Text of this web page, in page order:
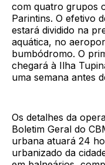
com quatro grupos
Parintins. O efetivo
estará dividido na
aquática, no
bumbódromo. O
chegará à Ilha
uma semana antes
Os detalhes da
Boletim Geral do
urbana atuará 24
urbanizado da